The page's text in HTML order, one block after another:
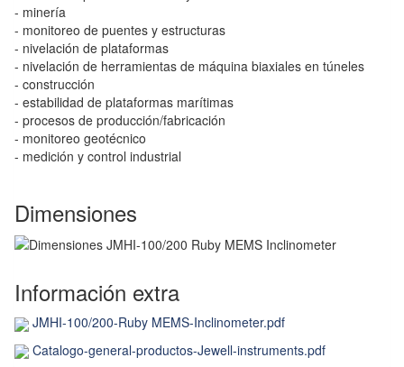
- minería
- monitoreo de puentes y estructuras
- nivelación de plataformas
- nivelación de herramientas de máquina biaxiales en túneles
- construcción
- estabilidad de plataformas marítimas
- procesos de producción/fabricación
- monitoreo geotécnico
- medición y control industrial
Dimensiones
Información extra
JMHI-100/200-Ruby MEMS-Inclinometer.pdf
Catalogo-general-productos-Jewell-instruments.pdf